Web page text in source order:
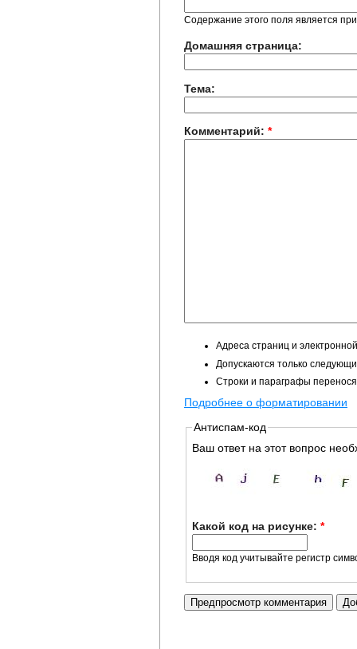
Содержание этого поля является
Домашняя страница:
Тема:
Комментарий: *
Адреса страниц и
Допускаются только
Строки и параграфы
Подробнее о форматировании
Антиспам-код
Ваш ответ на этот вопрос
Какой код на рисунке: *
Вводя код учитывайте регистр